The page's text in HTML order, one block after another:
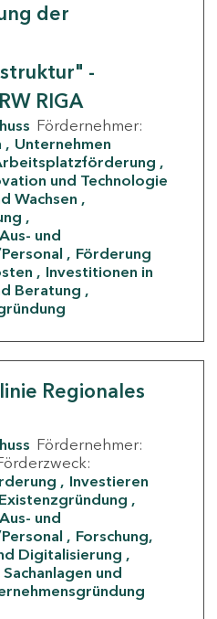
der
-
RIGA
Fördernehmer:
Unternehmen
und Technologie
Wachsen
und
Förderung
Investitionen in
Beratung
Regionales
Fördernehmer:
Investieren
Existenzgründung
und
Forschung,
Digitalisierung
und